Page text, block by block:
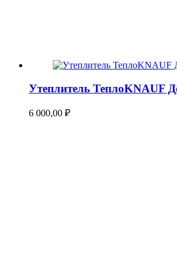
Утеплитель ТеплоKNAUF
6 000,00 ₽